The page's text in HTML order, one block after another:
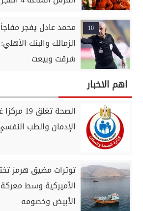
10
محمد عادل يفجر
الزمالك والبنك
سُرقت وبيعت
اهم الاخبار
الصحة
الإدمان والطب
توترات مضيق هرمز
الأميركية وسط
الأبيض وخصومه